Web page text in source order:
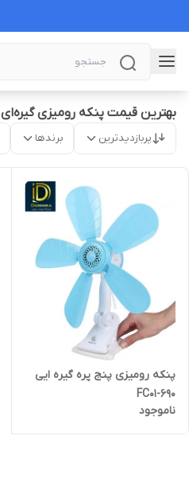
بهترین قیمت پنکه رومیزی گیره‌ای
پربازدیدترین برندها
پنکه رومیزی پنج پره گیره ایی
FC01-690
ناموجود